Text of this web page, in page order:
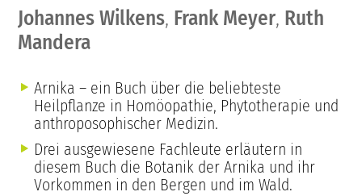
Johannes Wilkens, Frank Meyer, Ruth
Mandera
Arnika – ein Buch über die beliebteste
Heilpflanze in Homöopathie, Phytotherapie und
anthroposophischer Medizin.
Drei ausgewiesene Fachleute erläutern in
diesem Buch die Botanik der Arnika und ihr
Vorkommen in den Bergen und im Wald.